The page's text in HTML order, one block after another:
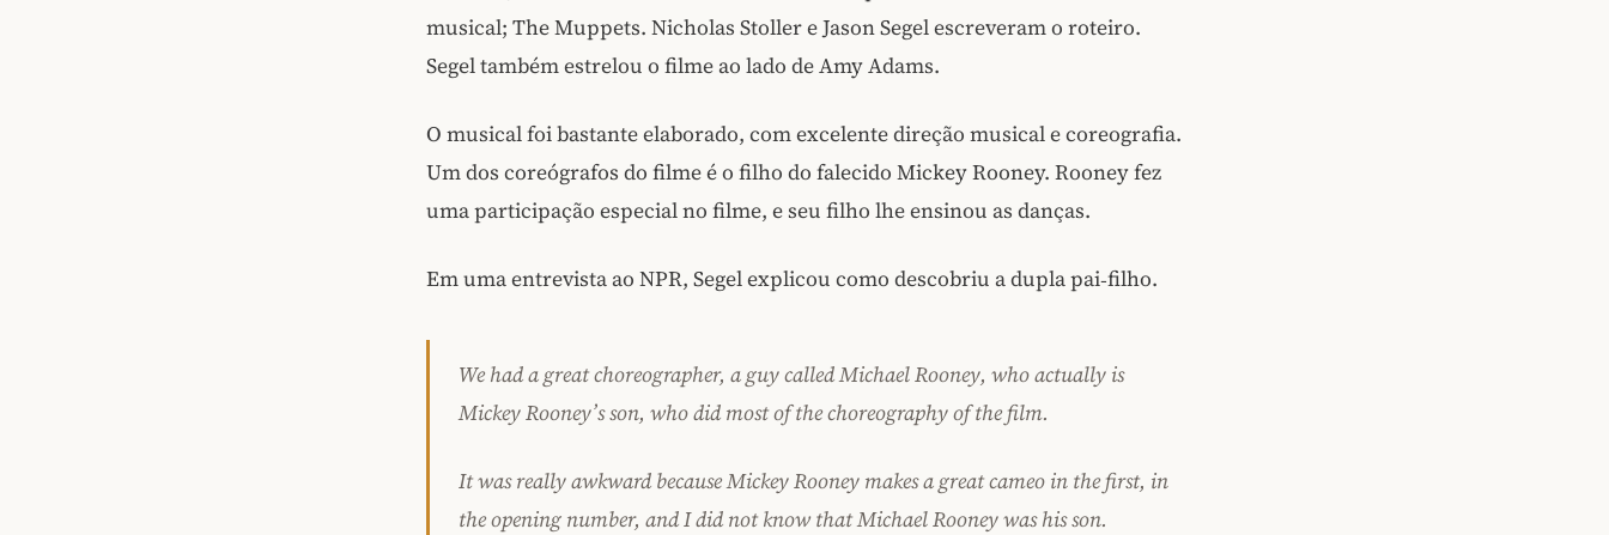
musical; The Muppets. Nicholas Stoller e Jason Segel escreveram o roteiro.
Segel também estrelou o filme ao lado de Amy Adams.
O musical foi bastante elaborado, com excelente direção musical e coreografia.
Um dos coreógrafos do filme é o filho do falecido Mickey Rooney. Rooney fez
uma participação especial no filme, e seu filho lhe ensinou as danças.
Em uma entrevista ao NPR, Segel explicou como descobriu a dupla pai‑filho.
We had a great choreographer, a guy called Michael Rooney, who actually is
Mickey Rooney’s son, who did most of the choreography of the film.
It was really awkward because Mickey Rooney makes a great cameo in the first, in
the opening number, and I did not know that Michael Rooney was his son.